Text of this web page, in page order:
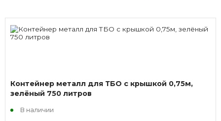
Контейнер металл для ТБО с крышкой 0,75м,
зелёный 750 литров
В наличии